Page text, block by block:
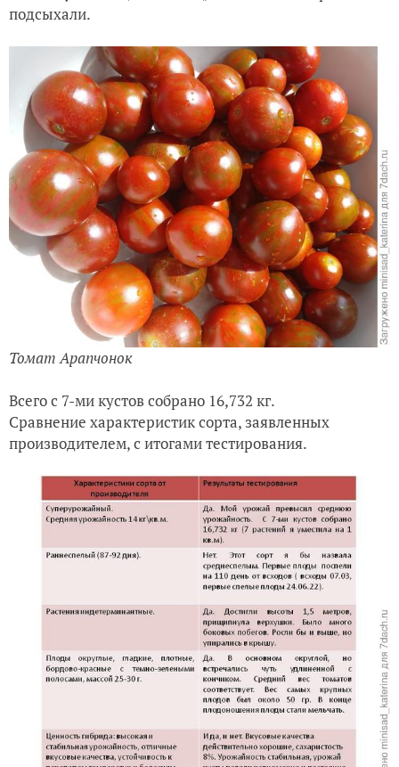
подсыхали.
Томат Арапчонок
Всего с 7-ми кустов собрано 16,732 кг.
Сравнение характеристик сорта, заявленных
производителем, с итогами тестирования.